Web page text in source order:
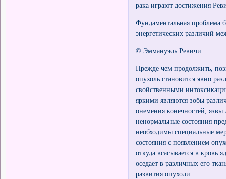
рака играют достижения
Фундаментальная проблема
энергетических различий
© Эммануэль Ревичи
Прежде чем продолжить,
опухоль становится явно
свойственными
яркими являются зобы
онемения конечностей,
ненормальные состояния
необходимы специальные
состояния с появлением
откуда всасывается в кровь
оседает в различных его
развития опухоли.